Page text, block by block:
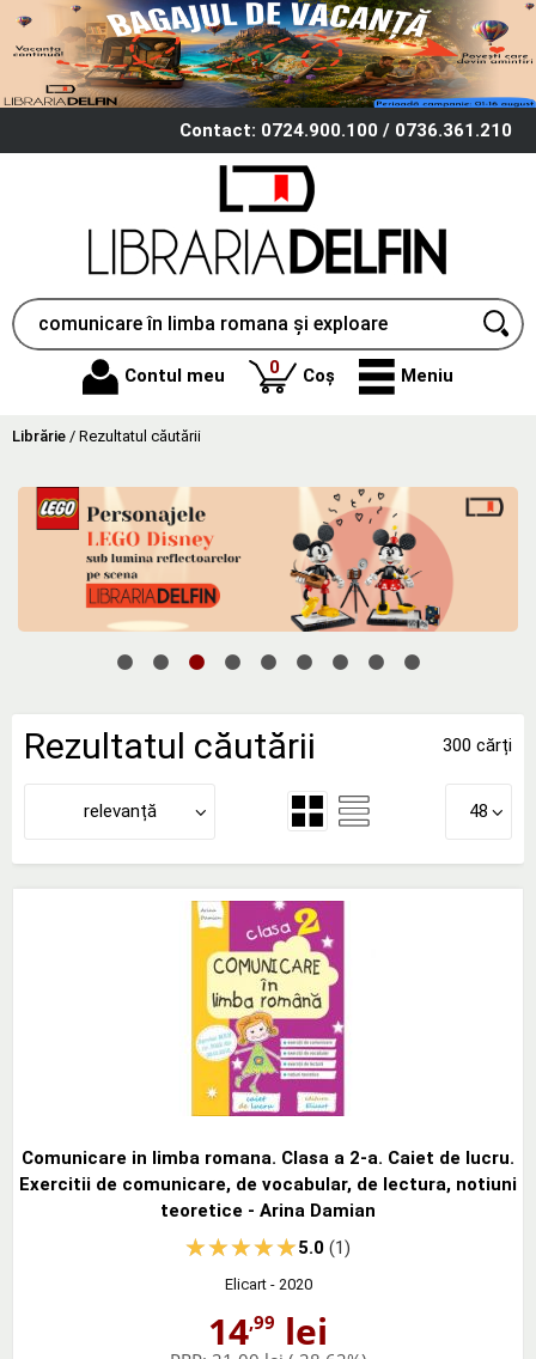
Contact: 0724.900.100 / 0736.361.210
Contul meu 0produse
Coș Meniu
Librărie / Rezultatul căutării
Rezultatul căutării 300 cărți
relevanță 48
Comunicare in limba romana. Clasa a 2-a. Caiet de lucru.
Exercitii de comunicare, de vocabular, de lectura, notiuni
teoretice - Arina Damian
5.0(1)
Elicart- 2020
14,99 lei